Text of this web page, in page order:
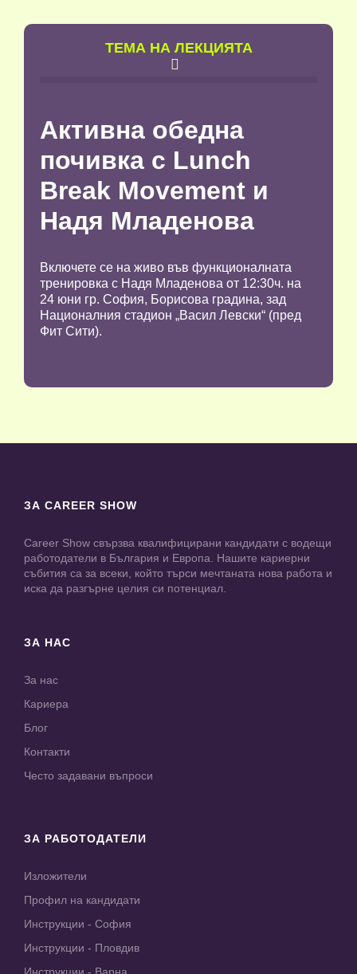
TЕМА НА ЛЕКЦИЯТА

Активна обедна
почивка с Lunch
Break Movement и
Надя Младенова
Включете се на живо във функционалната
тренировка с Надя Младенова от 12:30ч. на
24 юни гр. София, Борисова градина, зад
Националния стадион „Васил Левски“ (пред
Фит Сити).
ЗА CAREER SHOW
Career Show свързва квалифицирани кандидати с водещи
работодатели в България и Европа. Нашите кариерни
събития са за всеки, който търси мечтаната нова работа и
иска да разгърне целия си потенциал.
ЗА НАС
За нас
Кариера
Блог
Контакти
Често задавани въпроси
ЗА РАБОТОДАТЕЛИ
Изложители
Профил на кандидати
Инструкции - София
Инструкции - Пловдив